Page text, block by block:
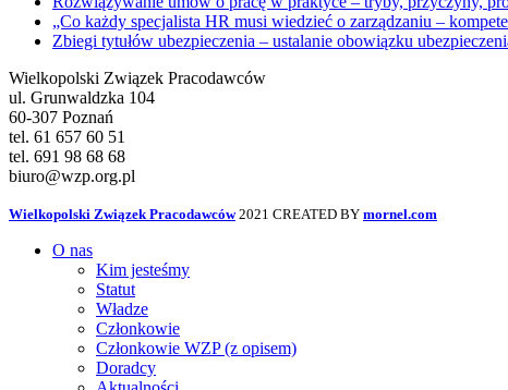
„Co każdy specjalista HR musi wiedzieć o zarządzaniu –
Zbiegi tytułów ubezpieczenia – ustalanie obowiązku
Wielkopolski Związek Pracodawców
ul. Grunwaldzka 104
60-307 Poznań
tel. 61 657 60 51
tel. 691 98 68 68
biuro@wzp.org.pl
Wielkopolski Związek Pracodawców 2021 CREATED BY mornel.com
O nas
Kim jesteśmy
Statut
Władze
Członkowie
Członkowie WZP (z opisem)
Doradcy